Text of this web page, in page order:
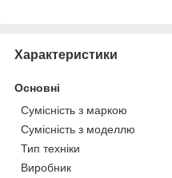
Характеристики
Основні
Сумісність з маркою
Сумісність з моделлю
Тип техніки
Виробник